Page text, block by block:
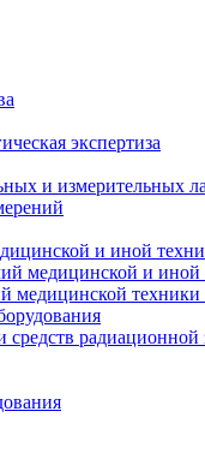
экспертиза
и измерительных
и иной
медицинской и иной
медицинской
средств